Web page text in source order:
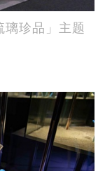
璃珍品」主题